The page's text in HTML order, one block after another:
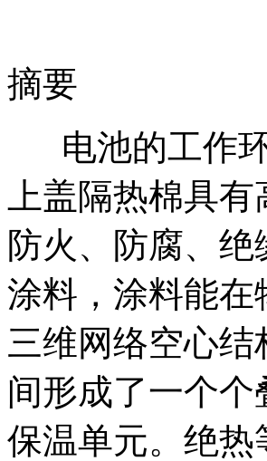
摘要
电池的工作环
上盖隔热棉具
防火、防腐、
涂料，涂料能
三维网络空心
间形成了一个
保温单元。绝热